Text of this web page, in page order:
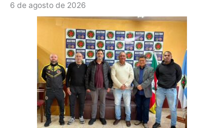
6 de agosto de 2026